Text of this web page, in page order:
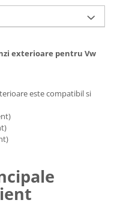
exterioare pentru Vw
este compatibil si